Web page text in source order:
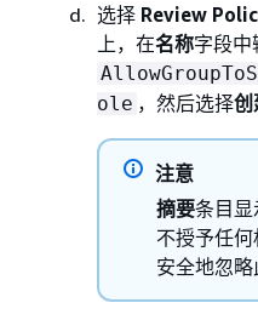
选择 Review
上，在名称字段中
ole ，然后选择创
注意
摘要条目
不授予任
安全地忽略